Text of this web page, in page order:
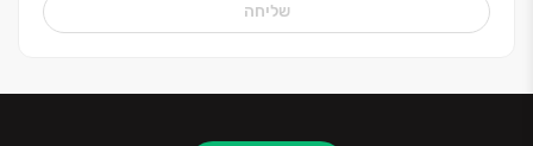
שליחה